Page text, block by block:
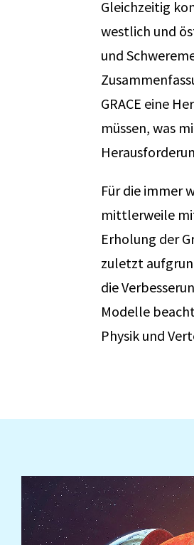
Gleichzeitig
westlich und
und
GRACE eine
müssen, was
Für die immer
mittlerweile
Erholung der
zuletzt
die
Modelle
Physik und